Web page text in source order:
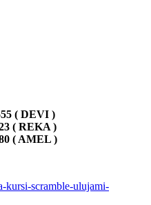
( DEVI )
( REKA )
( AMEL )
kursi-scramble-ulujami-